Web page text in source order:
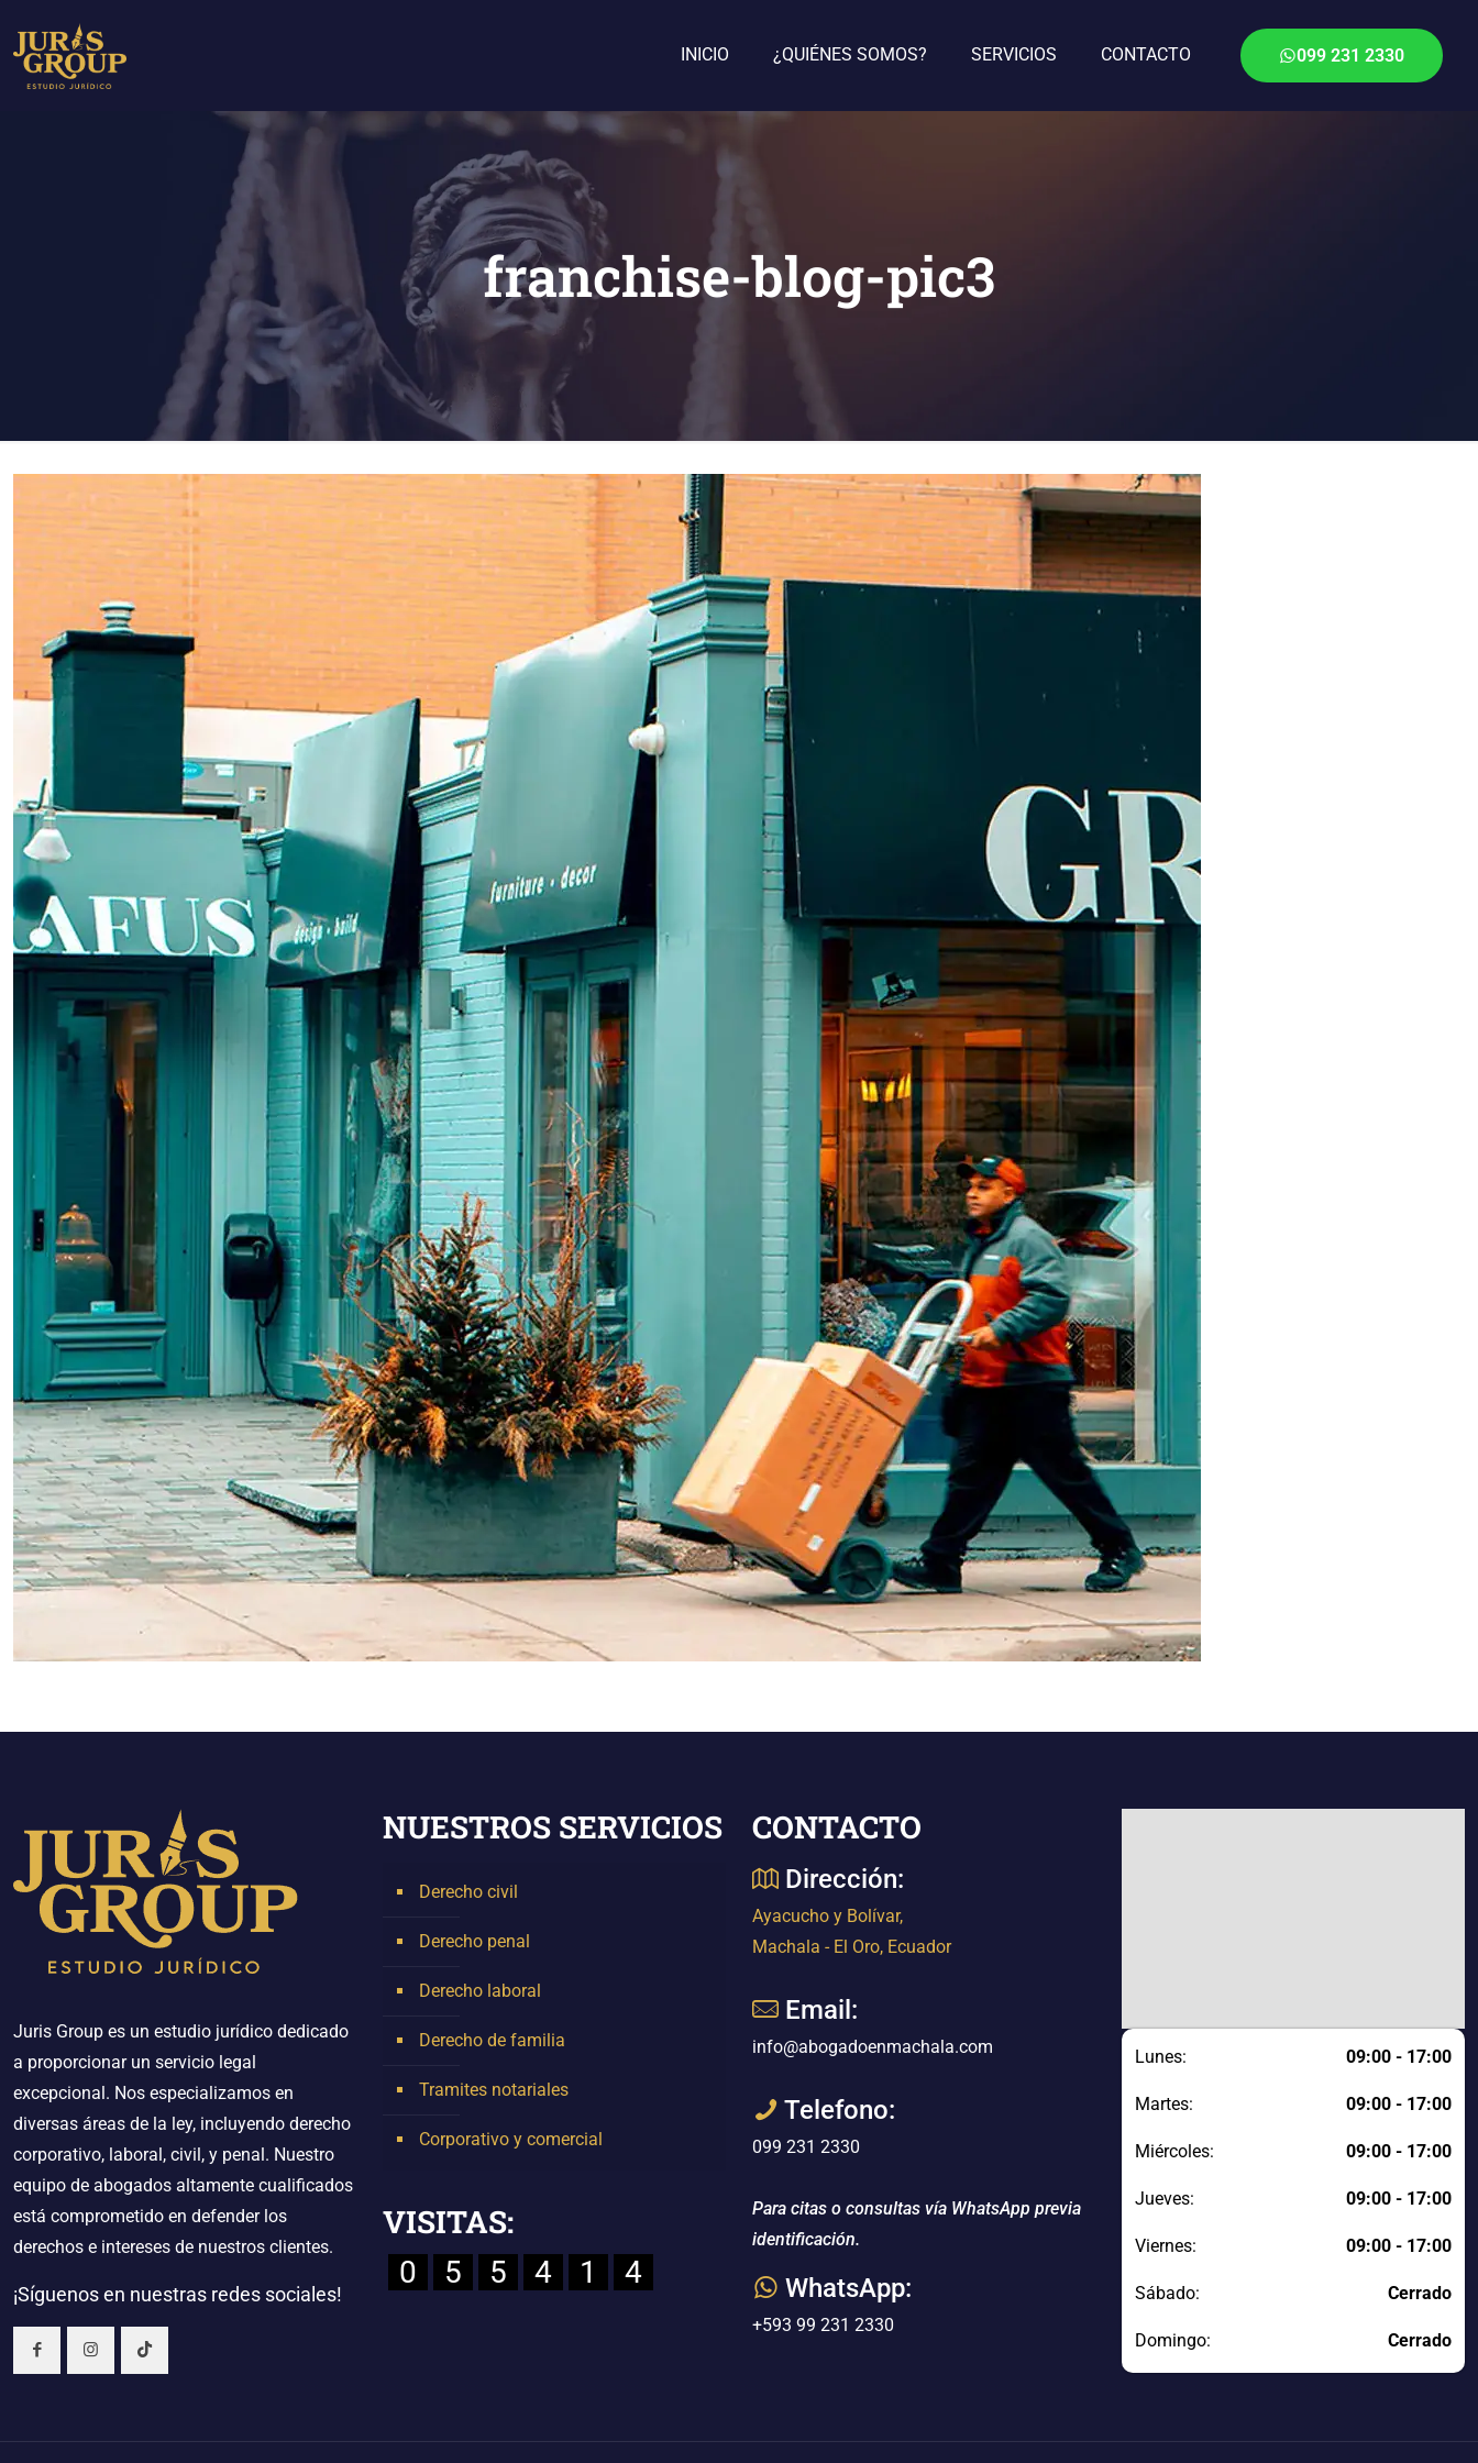
INICIO ¿QUIÉNES SOMOS? SERVICIOS CONTACTO 099 231 2330
franchise-blog-pic3
Juris Group es un estudio jurídico dedicado
a proporcionar un servicio legal
excepcional. Nos especializamos en
diversas áreas de la ley, incluyendo derecho
corporativo, laboral, civil, y penal. Nuestro
equipo de abogados altamente cualificados
está comprometido en defender los
derechos e intereses de nuestros clientes.
¡Síguenos en nuestras redes sociales!
NUESTROS SERVICIOS
Derecho civil
Derecho penal
Derecho laboral
Derecho de familia
Tramites notariales
Corporativo y comercial
VISITAS:
0 5 5 4 1 4
CONTACTO
Dirección:
Ayacucho y Bolívar,
Machala - El Oro, Ecuador
Email:
info@abogadoenmachala.com
Telefono:
099 231 2330
Para citas o consultas vía WhatsApp previa
identificación.
WhatsApp:
+593 99 231 2330
Lunes: 09:00 - 17:00
Martes: 09:00 - 17:00
Miércoles: 09:00 - 17:00
Jueves: 09:00 - 17:00
Viernes: 09:00 - 17:00
Sábado: Cerrado
Domingo: Cerrado